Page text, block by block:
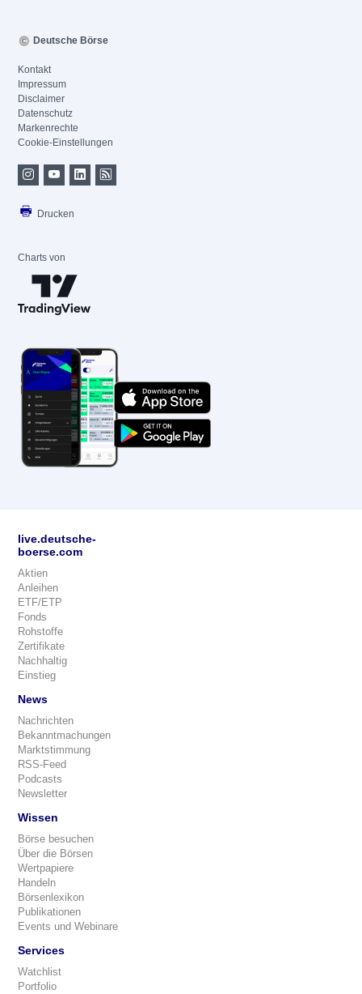
Deutsche Börse
Kontakt
Impressum
Disclaimer
Datenschutz
Markenrechte
Cookie-Einstellungen
Drucken
Charts von
live.deutsche-
boerse.com
Aktien
Anleihen
ETF/ETP
Fonds
Rohstoffe
Zertifikate
Nachhaltig
Einstieg
News
Nachrichten
Bekanntmachungen
Marktstimmung
RSS-Feed
Podcasts
Newsletter
Wissen
Börse besuchen
Über die Börsen
Wertpapiere
Handeln
Börsenlexikon
Publikationen
Events und Webinare
Services
Watchlist
Portfolio